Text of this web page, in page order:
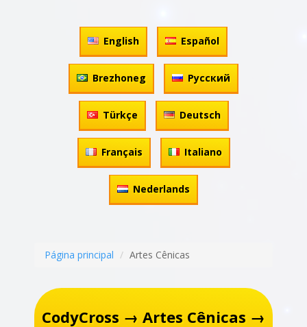
English Español
Brezhoneg Русский
Türkçe Deutsch
Français Italiano
Nederlands
Página principal Artes Cênicas
CodyCross → Artes Cênicas →